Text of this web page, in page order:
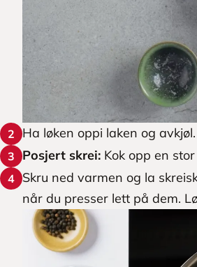
2 Ha løken oppi laken og avkjøl.
3 Posjert skrei: Kok opp en
4 Skru ned varmen og la
når du presser lett på dem.